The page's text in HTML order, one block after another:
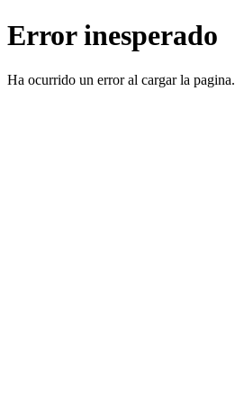
Error inesperado
Ha ocurrido un error al cargar la pagina.